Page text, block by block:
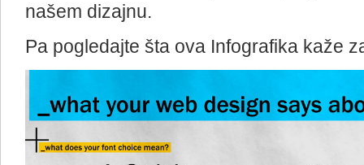
našem dizajnu.
Pa pogledajte šta ova Infografika kaže